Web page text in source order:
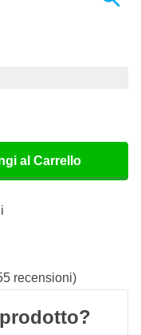
al Carrello
recensioni)